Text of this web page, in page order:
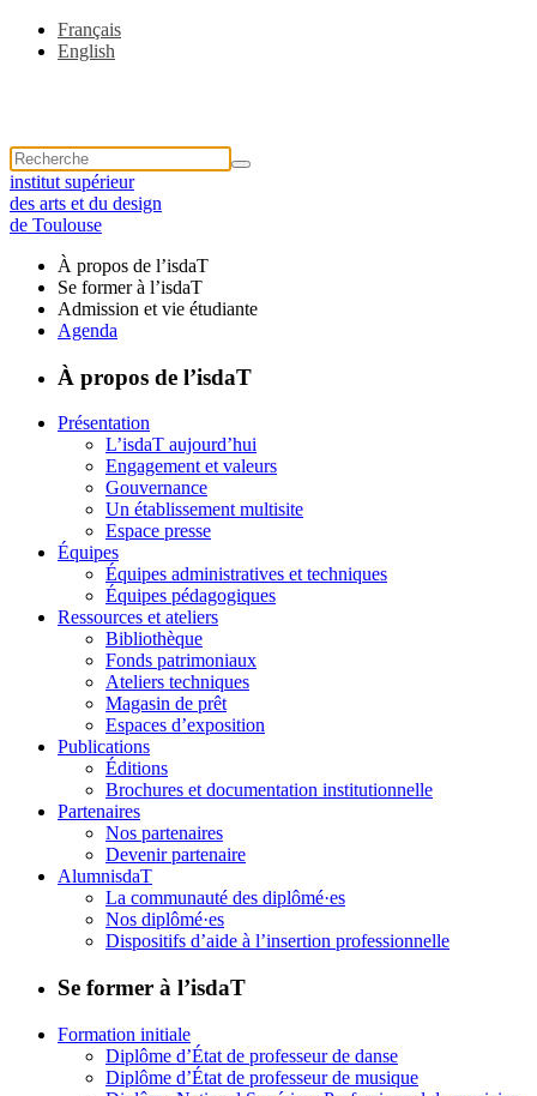
Français
English
institut supérieur
des arts et du design
de Toulouse
À propos de l’isdaT
Se former à l’isdaT
Admission et vie étudiante
Agenda
À propos de l’isdaT
Présentation
L’isdaT aujourd’hui
Engagement et valeurs
Gouvernance
Un établissement multisite
Espace presse
Équipes
Équipes administratives et techniques
Équipes pédagogiques
Ressources et ateliers
Bibliothèque
Fonds patrimoniaux
Ateliers techniques
Magasin de prêt
Espaces d’exposition
Publications
Éditions
Brochures et documentation institutionnelle
Partenaires
Nos partenaires
Devenir partenaire
AlumnisdaT
La communauté des diplômé·es
Nos diplômé·es
Dispositifs d’aide à l’insertion professionnelle
Se former à l’isdaT
Formation initiale
Diplôme d’État de professeur de danse
Diplôme d’État de professeur de musique